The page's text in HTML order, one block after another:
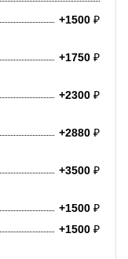
+1500 ₽
+1750 ₽
+2300 ₽
+2880 ₽
+3500 ₽
+1500 ₽
+1500 ₽